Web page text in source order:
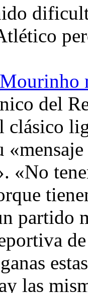
Mourinho
del
clásico
«No
partido
las